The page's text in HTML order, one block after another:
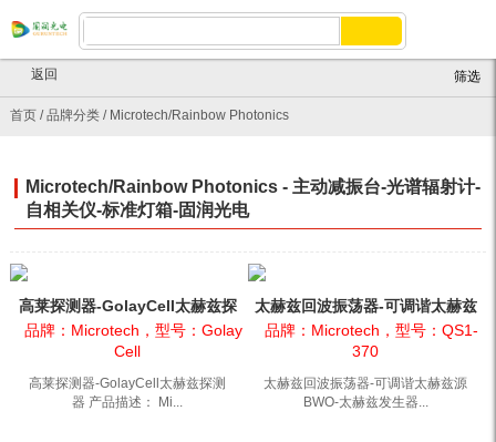
首页/品牌分类/ Microtech/Rainbow Photonics
返回 筛选
Microtech/Rainbow Photonics - 主动减振台-光谱辐射计-
自相关仪-标准灯箱-固润光电
高莱探测器-GolayCell太赫兹探
测器
品牌：Microtech，型号：Golay
Cell
高莱探测器-GolayCell太赫兹探测
器 产品描述： Mi...
太赫兹回波振荡器-可调谐太赫兹
源BWO-太赫兹发生器
品牌：Microtech，型号：QS1-
370
太赫兹回波振荡器-可调谐太赫兹源
BWO-太赫兹发生器...